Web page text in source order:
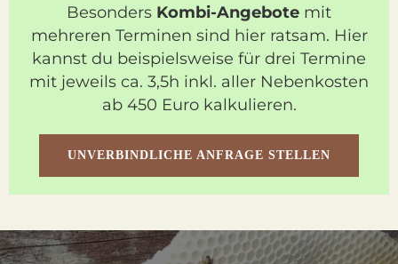
Besonders Kombi-Angebote mit
mehreren Terminen sind hier ratsam. Hier
kannst du beispielsweise für drei Termine
mit jeweils ca. 3,5h inkl. aller Nebenkosten
ab 450 Euro kalkulieren.
UNVERBINDLICHE ANFRAGE STELLEN